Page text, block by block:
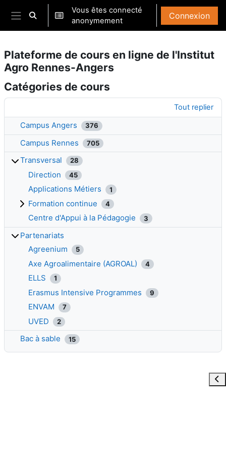
Passer au contenu principal
Panneau latéral
Activer/désactiver la saisie de recherche
Vous êtes connecté
anonymement
Connexion
Plateforme de cours en ligne de l'Institut
Agro Rennes-Angers
Catégories de cours
Tout replier
Campus Angers 376
Campus Rennes 705
Transversal 28
Direction 45
Applications Métiers 1
Formation continue 4
Centre d'Appui à la Pédagogie 3
Partenariats
Agreenium
5
Axe Agroalimentaire (AGROAL) 4
ELLS 1
Erasmus Intensive Programmes 9
ENVAM 7
UVED 2
Bac à sable 15